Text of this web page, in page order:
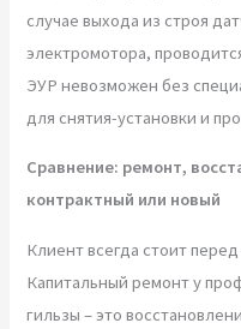
случае выхода из строя
электромотора,
ЭУР невозможен без
для снятия-установки и
Сравнение: ремонт,
контрактный или новый
Клиент всегда стоит
Капитальный ремонт у
гильзы – это